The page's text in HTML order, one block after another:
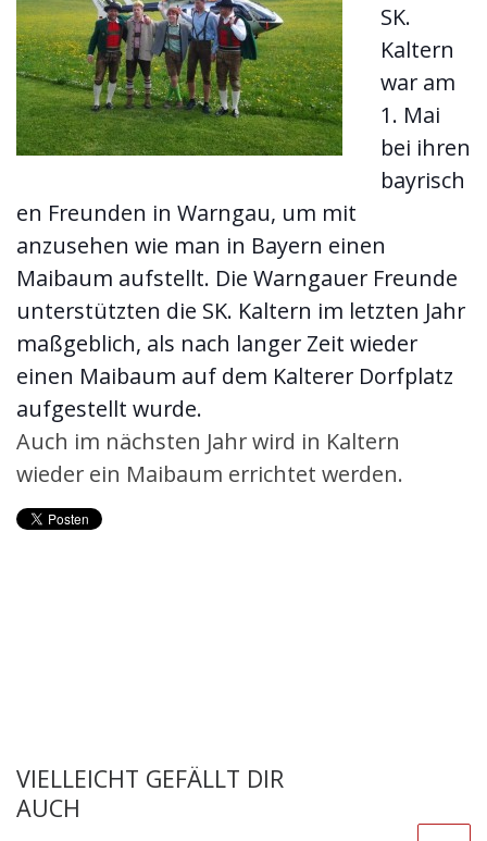
SK.
Kaltern
war am
1. Mai
bei ihren
bayrisch
en Freunden in Warngau, um mit
anzusehen wie man in Bayern einen
Maibaum aufstellt. Die Warngauer Freunde
unterstützten die SK. Kaltern im letzten Jahr
maßgeblich, als nach langer Zeit wieder
einen Maibaum auf dem Kalterer Dorfplatz
aufgestellt wurde.
Auch im nächsten Jahr wird in Kaltern
wieder ein Maibaum errichtet werden.
VIELLEICHT GEFÄLLT DIR
AUCH